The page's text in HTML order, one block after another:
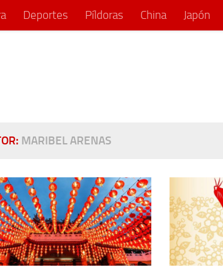
Deportes Píldoras China Japón
MARIBEL ARENAS